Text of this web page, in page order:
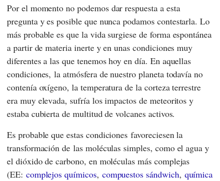
Por el momento no podemos dar respuesta a esta
pregunta y es posible que nunca podamos contestarla. Lo
más probable es que la vida surgiese de forma espontánea
a partir de materia inerte y en unas condiciones muy
diferentes a las que tenemos hoy en día. En aquellas
condiciones, la atmósfera de nuestro planeta todavía no
contenía oxígeno, la temperatura de la corteza terrestre
era muy elevada, sufría los impactos de meteoritos y
estaba cubierta de multitud de volcanes activos.
Es probable que estas condiciones favoreciesen la
transformación de las moléculas simples, como el agua y
el dióxido de carbono, en moléculas más complejas
(EE: complejos químicos, compuestos sándwich, química